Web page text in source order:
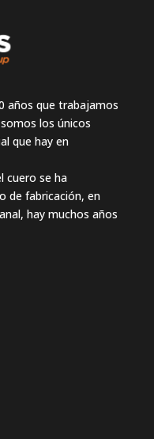
años que trabajamos
los únicos
que hay en
cuero se ha
de fabricación, en
hay muchos años